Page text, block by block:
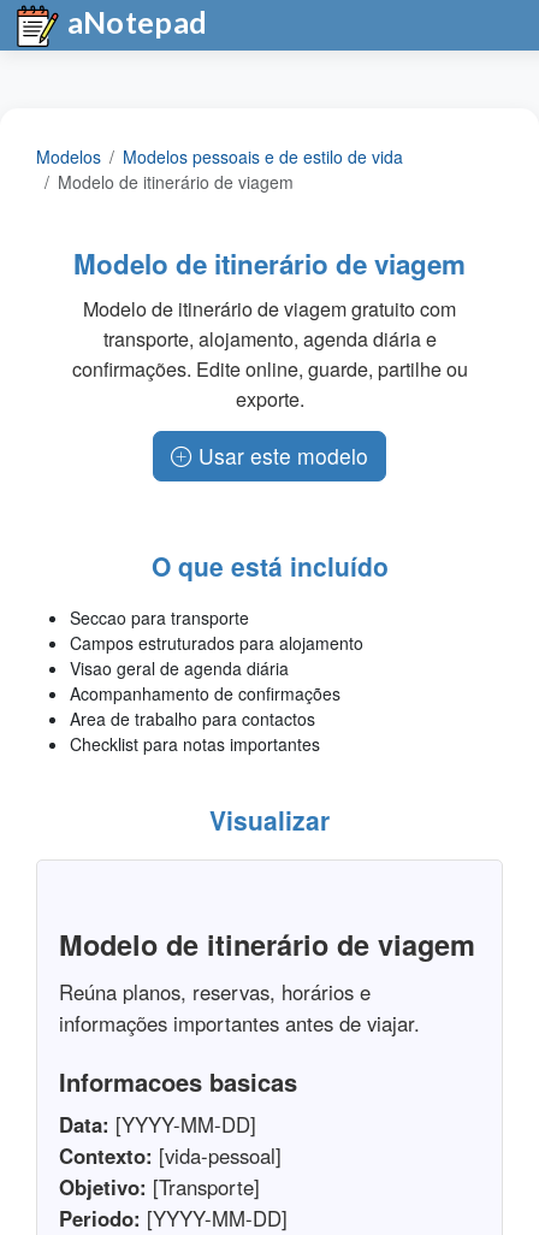
aNotepad
Modelos
Modelos pessoais e de estilo de vida
Modelo de itinerário de viagem
Modelo de itinerário de viagem
Modelo de itinerário de viagem gratuito com
transporte, alojamento, agenda diária e
confirmações. Edite online, guarde, partilhe ou
exporte.
Usar este modelo
O que está incluído
Seccao para transporte
Campos estruturados para alojamento
Visao geral de agenda diária
Acompanhamento de confirmações
Area de trabalho para contactos
Checklist para notas importantes
Visualizar
Modelo de itinerário de viagem
Reúna planos, reservas, horários e
informações importantes antes de viajar.
Informacoes basicas
Data: [YYYY-MM-DD]
Contexto: [vida-pessoal]
Objetivo: [Transporte]
Periodo: [YYYY-MM-DD]